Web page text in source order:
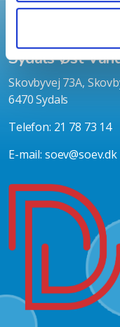
Forside Links
Sydals Øst
Skovbyvej 73A,
6470 Sydals
Telefon: 21 78 73 14
E-mail: soev@soev.dk